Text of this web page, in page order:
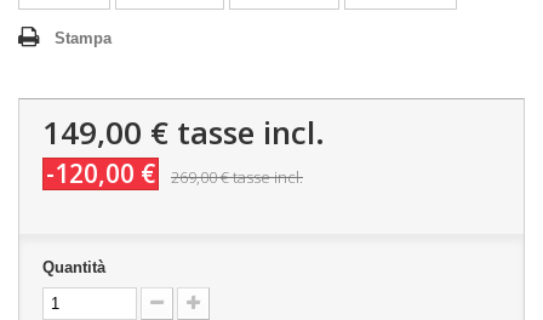
Stampa
149,00 € tasse incl.
-120,00 € 269,00 €tasse incl.
Quantità